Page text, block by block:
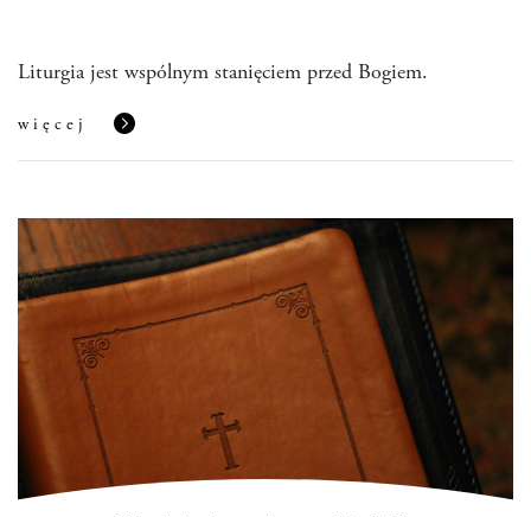
Liturgia jest wspólnym stanięciem przed Bogiem.
więcej